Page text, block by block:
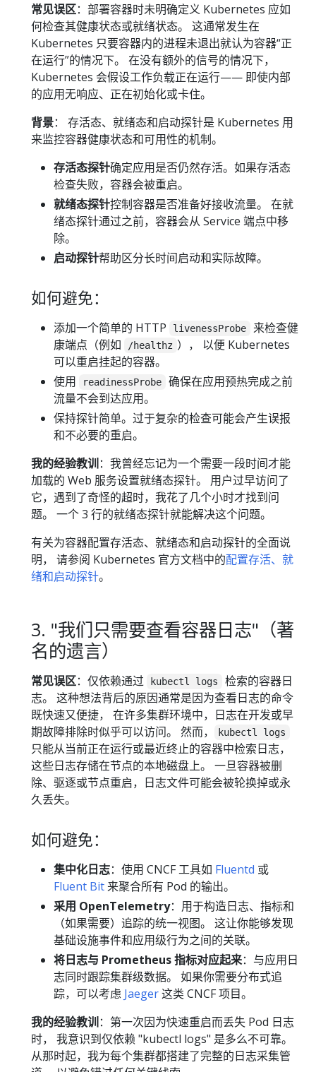
常见误区：部署容器时未明确定义 Kubernetes 应如
何检查其健康状态或就绪状态。 这通常发生在
Kubernetes 只要容器内的进程未退出就认为容器“正
在运行”的情况下。 在没有额外的信号的情况下，
Kubernetes 会假设工作负载正在运行—— 即使内部
的应用无响应、正在初始化或卡住。
背景： 存活态、就绪态和启动探针是 Kubernetes 用
来监控容器健康状态和可用性的机制。
存活态探针确定应用是否仍然存活。如果存活态
检查失败，容器会被重启。
就绪态探针控制容器是否准备好接收流量。 在就
绪态探针通过之前，容器会从 Service 端点中移
除。
启动探针帮助区分长时间启动和实际故障。
如何避免：
添加一个简单的 HTTP livenessProbe
来检查健
康端点（例如
/healthz ）， 以便 Kubernetes
可以重启挂起的容器。
使用
readinessProbe
确保在应用预热完成之前
流量不会到达应用。
保持探针简单。过于复杂的检查可能会产生误报
和不必要的重启。
我的经验教训 ：我曾经忘记为一个需要一段时间才能
加载的 Web 服务设置就绪态探针。 用户过早访问了
它，遇到了奇怪的超时，我花了几个小时才找到问
题。 一个 3 行的就绪态探针就能解决这个问题。
有关为容器配置存活态、就绪态和启动探针的全面说
明， 请参阅 Kubernetes 官方文档中的配置存活、就
绪和启动探针。
3. "我们只需要查看容器日志"（著
名的遗言）
常见误区：仅依赖通过 kubectl logs
检索的容器日
志。 这种想法背后的原因通常是因为查看日志的命令
既快速又便捷， 在许多集群环境中，日志在开发或早
期故障排除时似乎可以访问。 然而，
kubectl logs
只能从当前正在运行或最近终止的容器中检索日志，
这些日志存储在节点的本地磁盘上。 一旦容器被删
除、驱逐或节点重启，日志文件可能会被轮换掉或永
久丢失。
如何避免：
集中化日志：使用 CNCF 工具如 Fluentd 或
Fluent Bit 来聚合所有 Pod 的输出。
采用 OpenTelemetry：用于构造日志、指标和
（如果需要）追踪的统一视图。 这让你能够发现
基础设施事件和应用级行为之间的关联。
将日志与 Prometheus 指标对应起来：与应用日
志同时跟踪集群级数据。 如果你需要分布式追
踪，可以考虑 Jaeger这类 CNCF 项目。
我的经验教训 ：第一次因为快速重启而丢失 Pod 日志
时， 我意识到仅依赖 "kubectl logs" 是多么不可靠。
从那时起，我为每个集群都搭建了完整的日志采集管